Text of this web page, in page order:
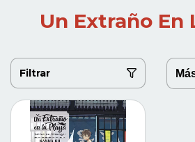
Un Extraño En
Filtrar